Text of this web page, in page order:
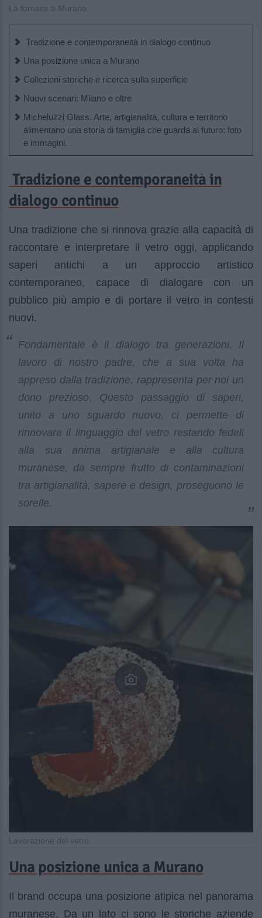
La fornace a Murano
Tradizione e contemporaneità in dialogo continuo
Una posizione unica a Murano
Collezioni storiche e ricerca sulla superficie
Nuovi scenari: Milano e oltre
Micheluzzi Glass. Arte, artigianalità, cultura e territorio
alimentano una storia di famiglia che guarda al futuro: foto
e immagini.
Tradizione e contemporaneità in
dialogo continuo
Una tradizione che si rinnova grazie alla capacità di
raccontare e interpretare il vetro oggi, applicando
saperi antichi a un approccio artistico
contemporaneo, capace di dialogare con un
pubblico più ampio e di portare il vetro in contesti
nuovi.
Fondamentale è il dialogo tra generazioni. Il
lavoro di nostro padre, che a sua volta ha
appreso dalla tradizione, rappresenta per noi un
dono prezioso. Questo passaggio di saperi,
unito a uno sguardo nuovo, ci permette di
rinnovare il linguaggio del vetro restando fedeli
alla sua anima artigianale e alla cultura
muranese, da sempre frutto di contaminazioni
tra artigianalità, sapere e design, proseguono le
sorelle.
Lavorazione del vetro.
Una posizione unica a Murano
Il brand occupa una posizione atipica nel panorama
muranese. Da un lato ci sono le storiche aziende